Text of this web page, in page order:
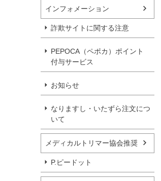
インフォメーション
詐欺サイトに関する注意
PEPOCA（ペポカ）ポイント
付与サービス
お知らせ
なりますし・いたずら注文につ
いて
メディカルトリマー協会推奨
P.ピードット